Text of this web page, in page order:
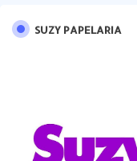
SUZY PAPELARIA